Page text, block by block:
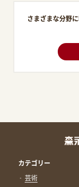
さまざまな分野
カテゴリー
芸術